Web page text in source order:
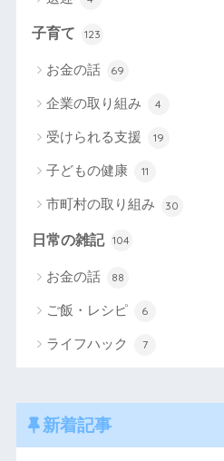
子育て 123
お金の話 69
企業の取り組み 4
受けられる支援 19
子どもの健康 11
市町村の取り組み 30
日常の雑記 104
お金の話 88
ご飯・レシピ 6
ライフハック 7
新着記事